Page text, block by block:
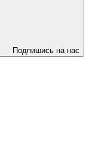
Подпишись на нас